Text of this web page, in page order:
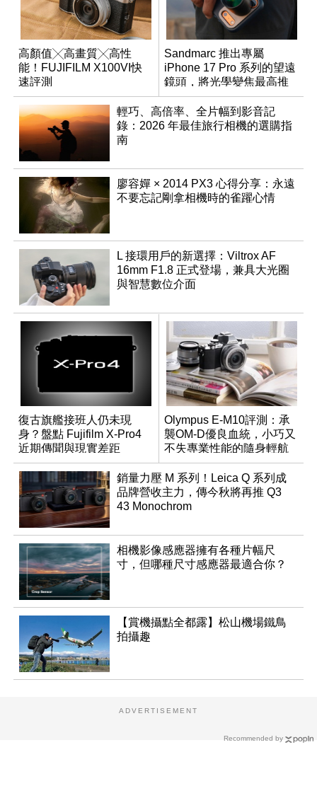
高顏值╳高畫質╳高性
能！FUJIFILM X100VI快
速評測
Sandmarc 推出專屬
iPhone 17 Pro 系列的望遠
鏡頭，將光學變焦最高推
升至 16 倍
輕巧、高倍率、全片幅到影音記
錄：2026 年最佳旅行相機的選購指
南
廖容嬋 × 2014 PX3 心得分享：永遠
不要忘記剛拿相機時的雀躍心情
L 接環用戶的新選擇：Viltrox AF
16mm F1.8 正式登場，兼具大光圈
與智慧數位介面
復古旗艦接班人仍未現
身？盤點 Fujifilm X-Pro4
近期傳聞與現實差距
Olympus E-M10評測：承
襲OM-D優良血統，小巧又
不失專業性能的隨身輕航
機
銷量力壓 M 系列！Leica Q 系列成
品牌營收主力，傳今秋將再推 Q3
43 Monochrom
相機影像感應器擁有各種片幅尺
寸，但哪種尺寸感應器最適合你？
【賞機攝點全都露】松山機場鐵鳥
拍攝趣
Recommended by
ADVERTISEMENT